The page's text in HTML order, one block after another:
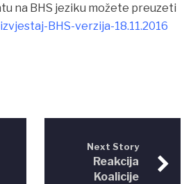
na BHS jeziku možete preuzeti
BHS-verzija-18.11.2016
Next Story
Reakcija
Koalicije